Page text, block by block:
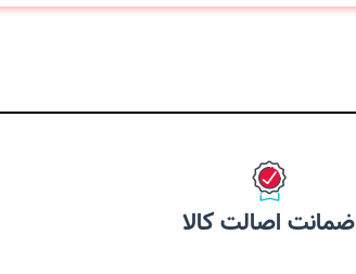
ضمانت اصالت کالا